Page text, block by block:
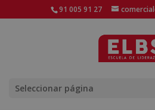
91 005 91 27
Seleccionar página